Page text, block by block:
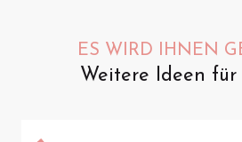
ES WIRD IHNEN
Weitere Ideen für